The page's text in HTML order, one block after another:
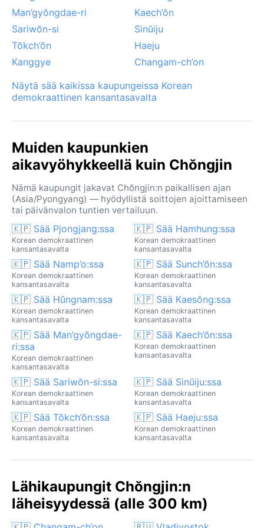
Man’gyŏngdae-ri
Kaech’ŏn
Sariwŏn-si
Sinŭiju
Tŏkch’ŏn
Haeju
Kanggye
Changam-ch’on
Näytä sää kaikissa kaupungeissa Korean
demokraattinen kansantasavalta
Muiden kaupunkien
aikavyöhykkeellä kuin Chŏngjin
Nämä kaupungit jakavat Chŏngjin:n paikallisen ajan
(Asia/Pyongyang) — hyödyllistä soittojen ajoittamiseen
tai päivänvalon tuntien vertailuun.
🇰🇵 Sää Pjongjang:ssa
Korean demokraattinen
kansantasavalta
🇰🇵 Sää Hamhung:ssa
Korean demokraattinen
kansantasavalta
🇰🇵 Sää Namp’o:ssa
Korean demokraattinen
kansantasavalta
🇰🇵 Sää Sunch’ŏn:ssa
Korean demokraattinen
kansantasavalta
🇰🇵 Sää Hŭngnam:ssa
Korean demokraattinen
kansantasavalta
🇰🇵 Sää Kaesŏng:ssa
Korean demokraattinen
kansantasavalta
🇰🇵 Sää Man’gyŏngdae-
ri:ssa
Korean demokraattinen
kansantasavalta
🇰🇵 Sää Kaech’ŏn:ssa
Korean demokraattinen
kansantasavalta
🇰🇵 Sää Sariwŏn-si:ssa
Korean demokraattinen
kansantasavalta
🇰🇵 Sää Sinŭiju:ssa
Korean demokraattinen
kansantasavalta
🇰🇵 Sää Tŏkch’ŏn:ssa
Korean demokraattinen
kansantasavalta
🇰🇵 Sää Haeju:ssa
Korean demokraattinen
kansantasavalta
Lähikaupungit Chŏngjin:n
läheisyydessä (alle 300 km)